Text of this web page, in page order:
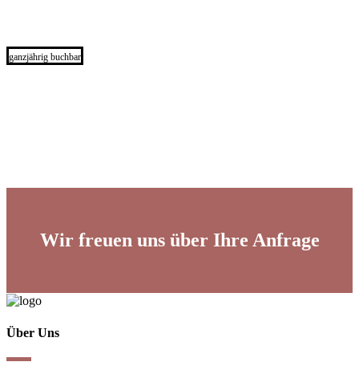
ganzjährig buchbar
Wir freuen uns über Ihre Anfrage
Über Uns